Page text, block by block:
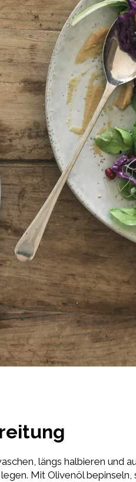
längs halbieren und
Mit Olivenöl